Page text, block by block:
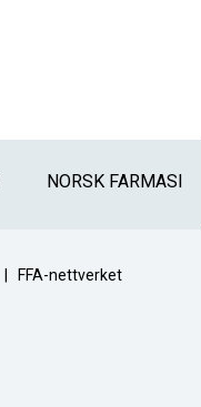
NORSK FARMASI
FFA-nettverket